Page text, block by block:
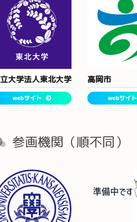
大学法人東北大学
webサイト
高岡市
webサイト
参画機関（順不同）